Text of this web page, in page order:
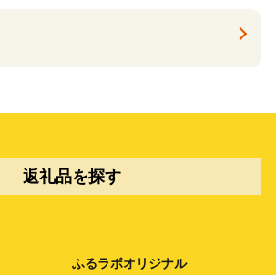
返礼品を探す
ふるラボオリジナル